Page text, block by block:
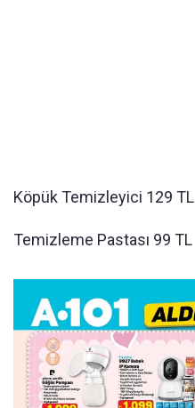
Köpük Temizleyici 129 TL
Temizleme Pastası 99 TL